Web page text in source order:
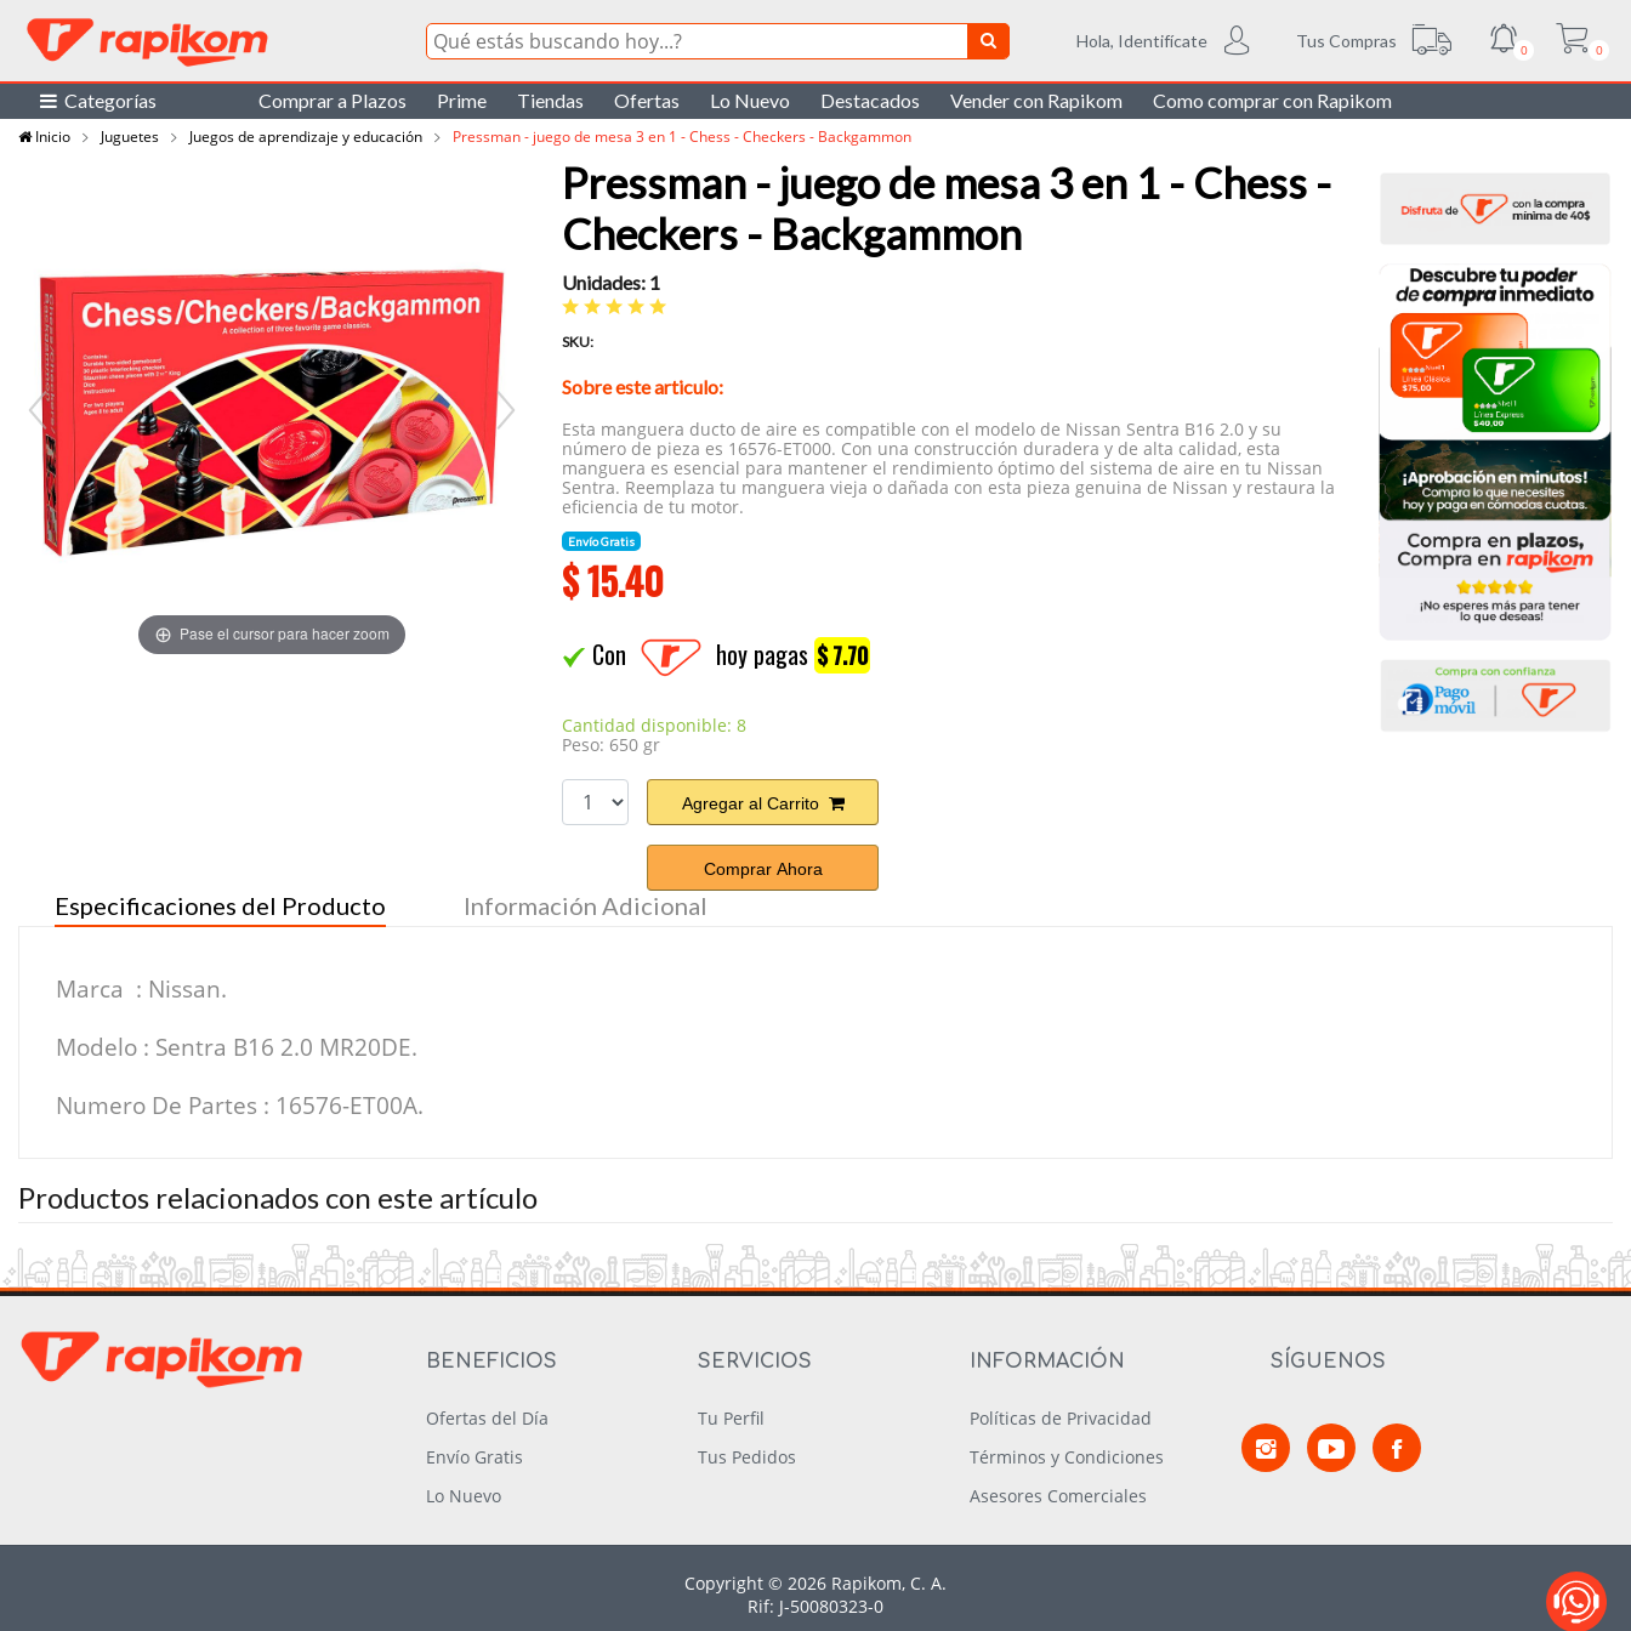
Hola, Identifícate Tus Compras 0 0
Categorías Comprar a Plazos Prime Tiendas Ofertas Lo Nuevo Destacados Vender con Rapikom Como comprar con Rapikom
Inicio Juguetes Juegos de aprendizaje y educación Pressman - juego de mesa 3 en 1 - Chess - Checkers - Backgammon
Pase el cursor para hacer zoom
Pressman - juego de mesa 3 en 1 - Chess -
Checkers - Backgammon
Unidades: 1
SKU:
Sobre este articulo:
Esta manguera ducto de aire es compatible con el modelo de Nissan Sentra B16 2.0 y su
número de pieza es 16576-ET000. Con una construcción duradera y de alta calidad, esta
manguera es esencial para mantener el rendimiento óptimo del sistema de aire en tu Nissan
Sentra. Reemplaza tu manguera vieja o dañada con esta pieza genuina de Nissan y restaura la
eficiencia de tu motor.
Envío Gratis
$15.40
Con hoy pagas$ 7.70
Cantidad disponible: 8
Peso: 650 gr
Agregar al Carrito
Comprar Ahora
Especificaciones del Producto Información Adicional
Marca : Nissan.
Modelo : Sentra B16 2.0 MR20DE.
Numero De Partes : 16576-ET00A.
Productos relacionados con este artículo
BENEFICIOS
Ofertas del Día
Envío Gratis
Lo Nuevo
SERVICIOS
Tu Perfil
Tus Pedidos
INFORMACIÓN
Políticas de Privacidad
Términos y Condiciones
Asesores Comerciales
SÍGUENOS
Copyright © 2026 Rapikom, C. A.
Rif: J-50080323-0